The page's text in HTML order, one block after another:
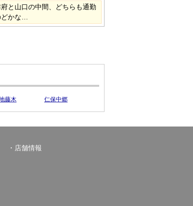
と山口の中間、どちらも通勤
かな…
藤木 仁保中郷
店舗情報